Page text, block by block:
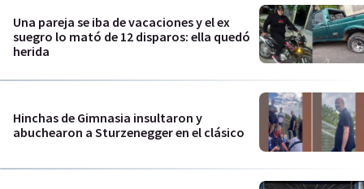
Una pareja se iba de vacaciones y el ex
suegro lo mató de 12 disparos: ella quedó
herida
Hinchas de Gimnasia insultaron y
abuchearon a Sturzenegger en el clásico